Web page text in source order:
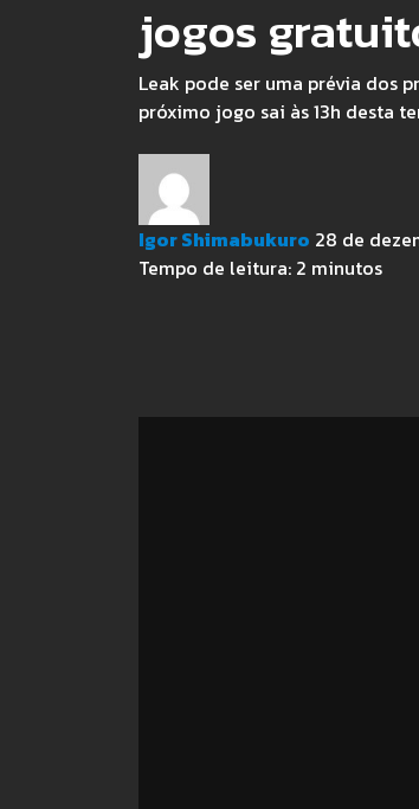
jogos
Leak pode ser uma prévia dos
próximo jogo sai às 13h desta
Igor Shimabukuro 28 de
Tempo de leitura: 2 minutos